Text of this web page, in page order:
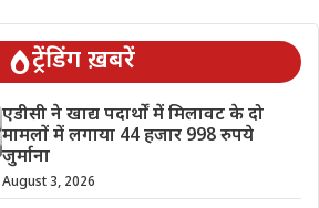
ट्रेंडिंग ख़बरें
एडीसी ने खाद्य पदार्थों में मिलावट के दो
मामलों में लगाया 44 हजार 998 रुपये
जुर्माना
August 3, 2026